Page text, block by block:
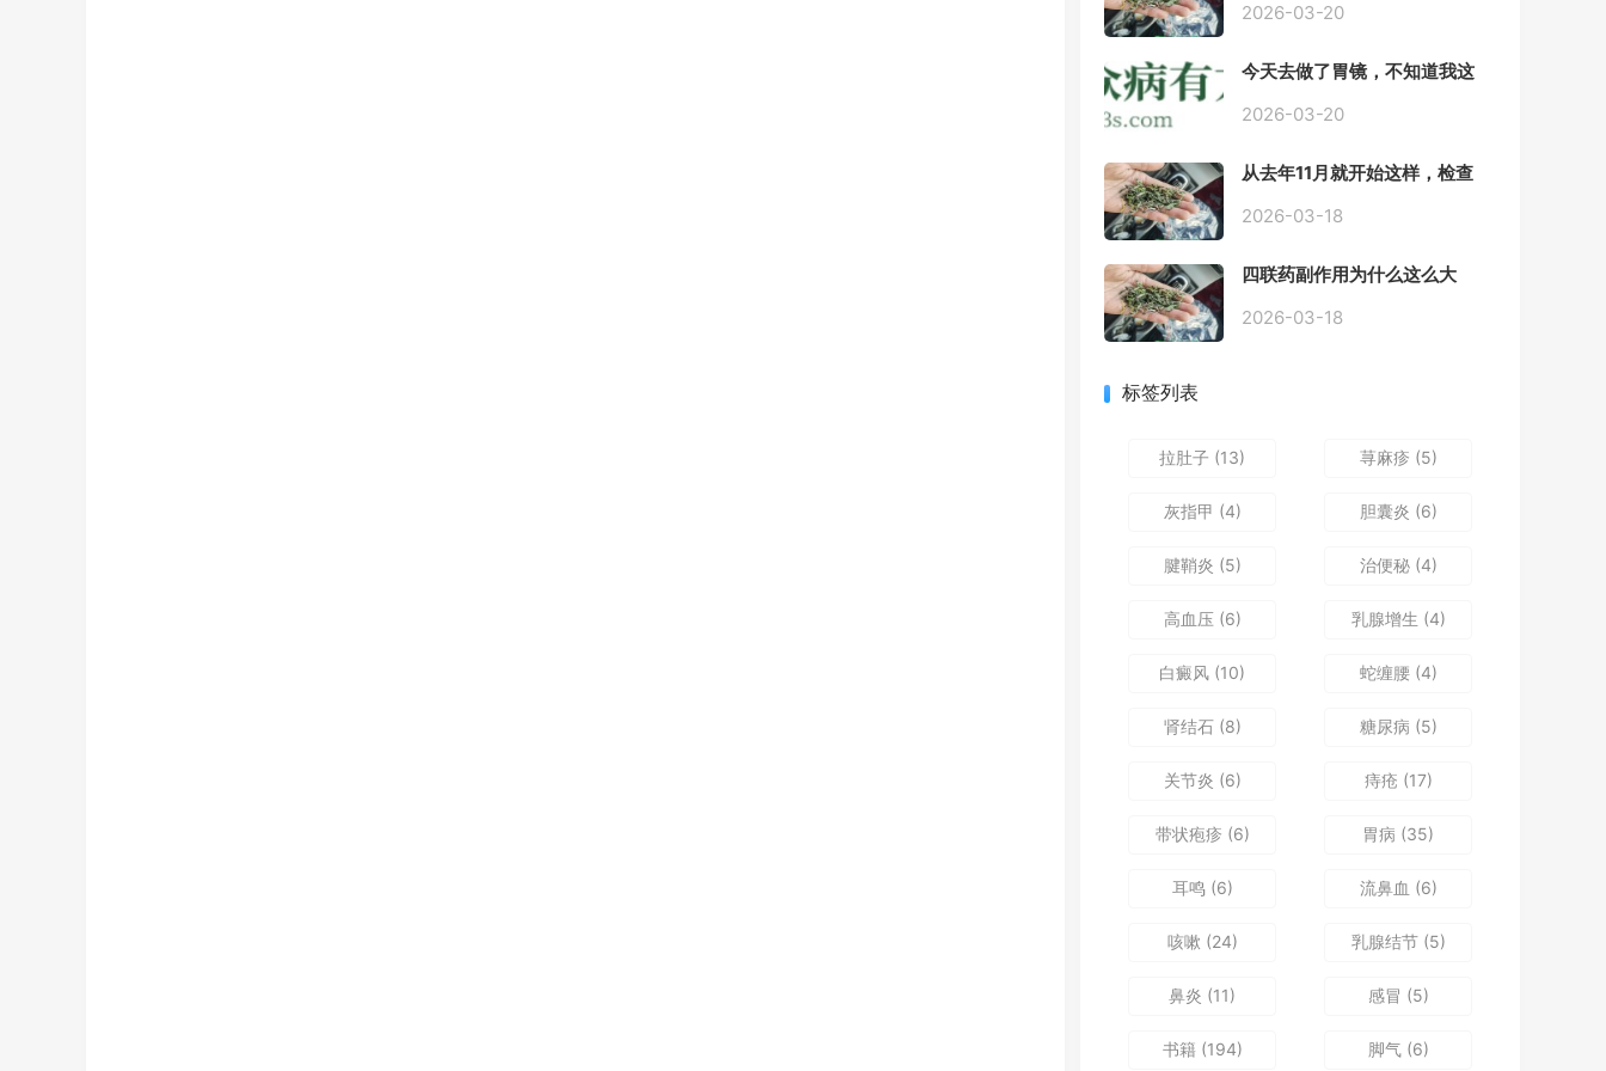
2026-03-20
今天去做了胃镜，不知道我这
2026-03-20
从去年11月就开始这样，检查
是轻微的胃炎，胃不疼，但是
感，打出来就好一些，还一直
打空嗝，各种药吃了都没效果
2026-03-18
四联药副作用为什么这么大
2026-03-18
标签列表
拉肚子 (13) 荨麻疹 (5)
灰指甲 (4) 胆囊炎 (6)
腱鞘炎 (5) 治便秘(4)
高血压(6) 乳腺增生 (4)
白癜风 (10) 蛇缠腰(4)
肾结石(8) 糖尿病 (5)
关节炎 (6) 痔疮 (17)
带状疱疹 (6) 胃病 (35)
耳鸣(6) 流鼻血 (6)
咳嗽 (24) 乳腺结节(5)
鼻炎 (11) 感冒 (5)
书籍(194) 脚气(6)